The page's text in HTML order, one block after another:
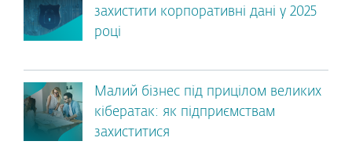
захистити корпоративні дані у 2025
році
Малий бізнес під прицілом великих
кібератак: як підприємствам
захиститися